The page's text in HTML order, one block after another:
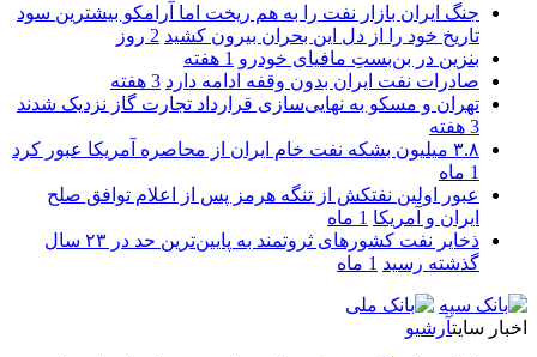
جنگ ایران بازار نفت را به هم ریخت اما آرامکو بیشترین سود
تاریخ خود را از دل این بحران بیرون کشید 2 روز
بنزین در بن‌بستِ مافیای خودرو 1 هفته
صادرات نفت ایران بدون وقفه ادامه دارد 3 هفته
تهران و مسکو به نهایی‌سازی قرارداد تجارت گاز نزدیک شدند
3 هفته
۳.۸ میلیون بشکه نفت خام ایران از محاصره آمریکا عبور کرد
1 ماه
عبور اولین نفتکش از تنگه هرمز پس از اعلام توافق صلح
ایران و آمریکا 1 ماه
ذخایر نفت کشورهای ثروتمند به پایین‌ترین حد در ۲۳ سال
گذشته رسید 1 ماه
اخبار سایتآرشیو